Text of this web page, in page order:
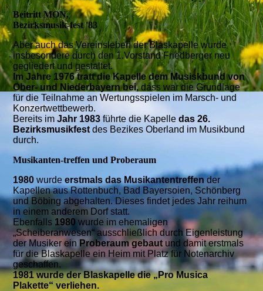
Beitritt MON,
Bezirksmusik-fest '83
Aber auch das Vereinsleben der Blaskapelle wurde
insbesondere durch den 1.Vorstand Friedberger neu
gegliedert und gestaltet.
Im Jahre 1976 tratt die Kapelle dem Musiskbund von
Ober- und Niederbayern bei,dass war die Grundlage
für die Teilnahme an Wertungsspielen im Marsch- und
Konzertwettbewerb.
Bereits imJahr 1983 führte die Kapelledas 26.
Bezirksmusikfest des Bezikes Oberland im Musikbund
durch.
Musikanten-treffen und Proberaum
1980 wurdeerstmals das Musikantentreffender
Kapellen aus Rottenbuch, Bad Bayersoien, Schönberg
und Böbing abgehalten. Dieses findet jedes Jahr reihum
in einem anderem Dorf statt.
Ebenfalls 1980wurde im ehemaligen
„Scheiberanwesen“ ausschließlich durch Eigenleistung
der Musiker ein Proberaum gebautund damit erstmals
für die Blaskapelle ein Heim mit Platz für Notenarchiv
geschaffen.
1981 wurde der Blaskapelle die „Pro Musica
Plakette“ verliehen.